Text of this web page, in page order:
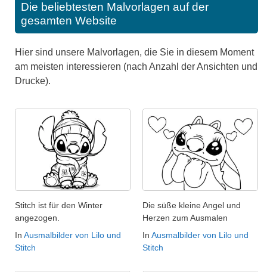
Die beliebtesten Malvorlagen auf der
gesamten Website
Hier sind unsere Malvorlagen, die Sie in diesem Moment
am meisten interessieren (nach Anzahl der Ansichten und
Drucke).
Stitch ist für den Winter
angezogen.
In Ausmalbilder von Lilo und
Stitch
Die süße kleine Angel und
Herzen zum Ausmalen
In Ausmalbilder von Lilo und
Stitch